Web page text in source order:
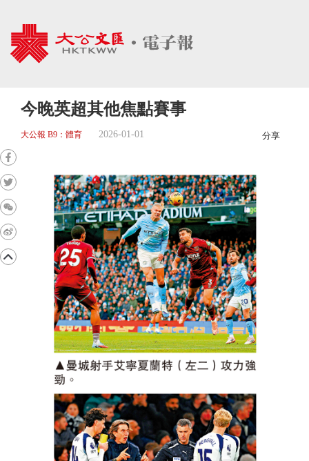
今晚英超其他焦點賽事
大公報 B9：體育 2026-01-01 分享